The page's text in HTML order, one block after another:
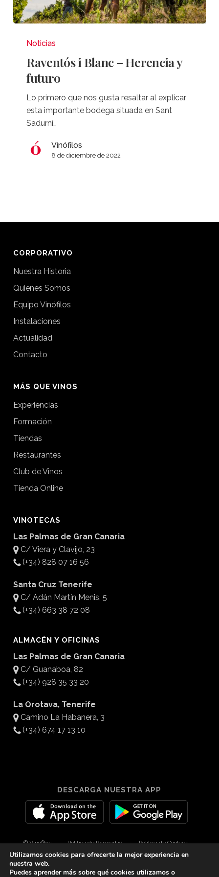
Herencia
Noticias
Raventós i Blanc – Herencia y
futuro
Lo primero que nos gusta resaltar al explicar
esta importante bodega situada en Sant
Sadurní…
Vinófilos
8 de diciembre de 2022
CORPORATIVO
Nuestra Historia
Quienes Somos
Equipo Vinófilos
Instalaciones
Actualidad
Contacto
MÁS QUE VINOS
Experiencias
Formación
Tiendas
Restaurantes
Club de Vinos
Tienda Online
VINOTECAS
Las Palmas de Gran Canaria
C/ Viera y Clavijo, 23
(+34) 828 07 16 56
Santa Cruz Tenerife
C/ Adán Martín Menis, 5
(+34) 663 38 72 08
ALMACÉN Y OFICINAS
Las Palmas de Gran Canaria
C/ Guanaboa, 82
(+34) 928 35 33 20
La Orotava, Tenerife
Camino La Habanera, 3
(+34) 674 17 13 10
DESCARGA NUESTRA APP
© Vinofilos Política de Privacidad Política de Cookies
Aviso Legal Diseño por 3Com Maketing
Utilizamos cookies para ofrecerte la mejor experiencia en
nuestra web.
Puedes aprender más sobre qué cookies utilizamos o